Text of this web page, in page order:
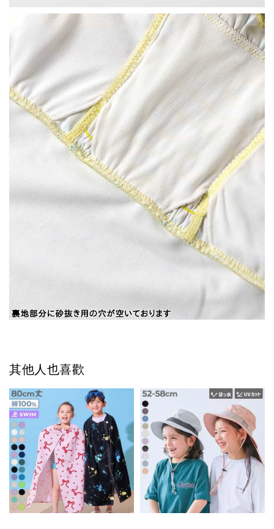
其他人也喜歡